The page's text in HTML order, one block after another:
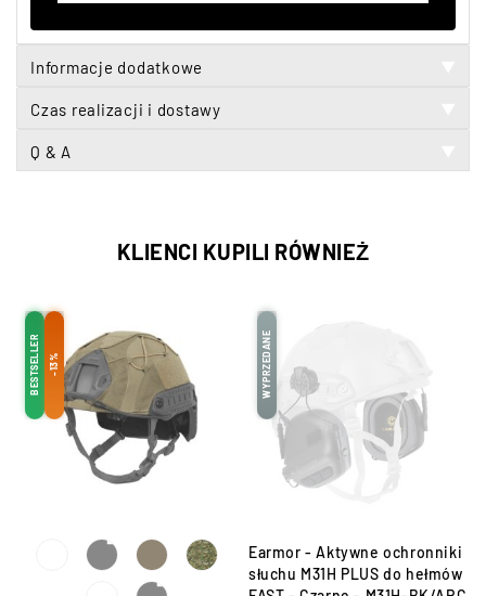
Informacje dodatkowe
Czas realizacji i dostawy
Q & A
KLIENCI KUPILI RÓWNIEŻ
BESTSELLER -13% WYPRZEDANE
Earmor - Aktywne ochronniki
słuchu M31H PLUS do hełmów